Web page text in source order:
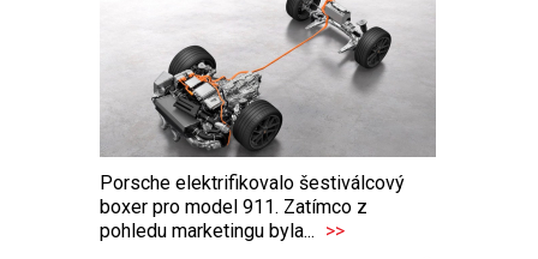
Porsche elektrifikovalo šestiválcový
boxer pro model 911. Zatímco z
pohledu marketingu byla... >>